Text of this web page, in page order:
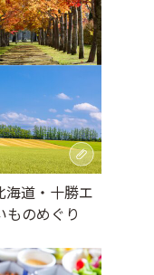
海道・十勝エ
ものめぐり